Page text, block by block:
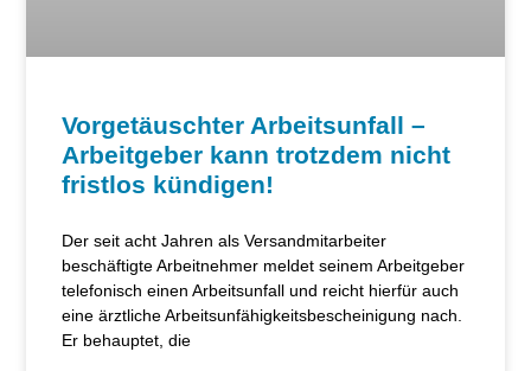
Vorgetäuschter Arbeitsunfall –
Arbeitgeber kann trotzdem nicht
fristlos kündigen!
Der seit acht Jahren als Versandmitarbeiter
beschäftigte Arbeitnehmer meldet seinem Arbeitgeber
telefonisch einen Arbeitsunfall und reicht hierfür auch
eine ärztliche Arbeitsunfähigkeitsbescheinigung nach.
Er behauptet, die